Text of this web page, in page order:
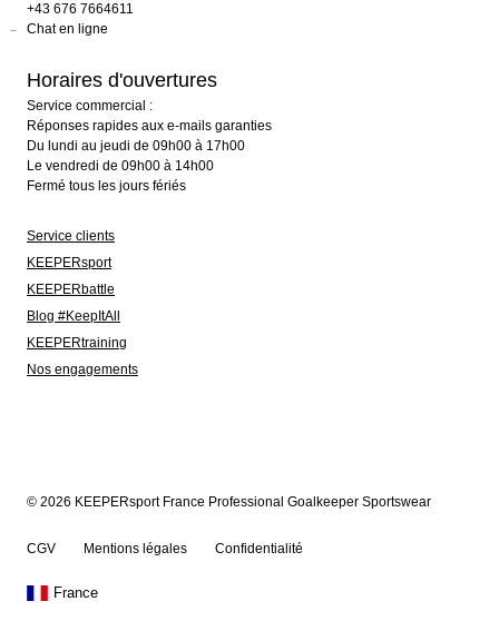
+43 676 7664611
Chat en ligne
Horaires d'ouvertures
Service commercial :
Réponses rapides aux e-mails garanties
Du lundi au jeudi de 09h00 à 17h00
Le vendredi de 09h00 à 14h00
Fermé tous les jours fériés
Service clients
KEEPERsport
KEEPERbattle
Blog #KeepItAll
KEEPERtraining
Nos engagements
© 2026 KEEPERsport France Professional Goalkeeper Sportswear
CGV Mentions légales Confidentialité
France